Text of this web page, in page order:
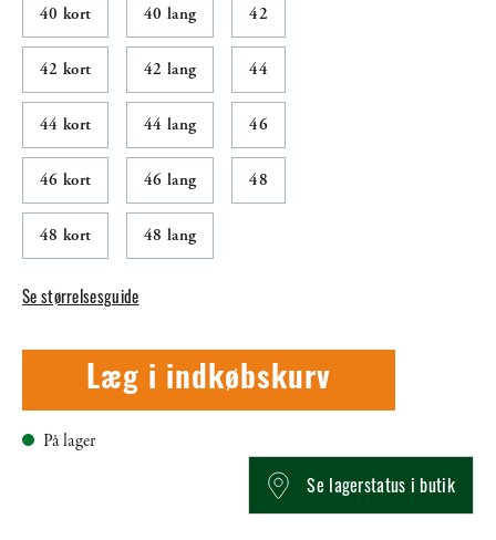
40 kort 40 lang 42
42 kort 42 lang 44
44 kort 44 lang 46
46 kort 46 lang 48
48 kort 48 lang
Se størrelsesguide
Læg i indkøbskurv
På lager
Se lagerstatus i butik